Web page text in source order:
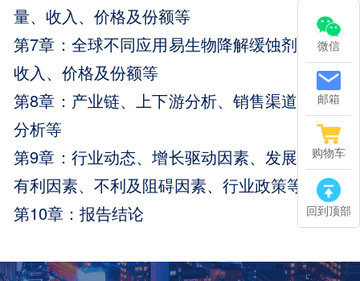
微信
邮箱
购物车
回到顶部
量、收入、价格及份额等
第7章：全球不同应用易生物降解缓蚀剂销量、
收入、价格及份额等
第8章：产业链、上下游分析、销售渠道与客户
分析等
第9章：行业动态、增长驱动因素、发展机遇、
有利因素、不利及阻碍因素、行业政策等
第10章：报告结论